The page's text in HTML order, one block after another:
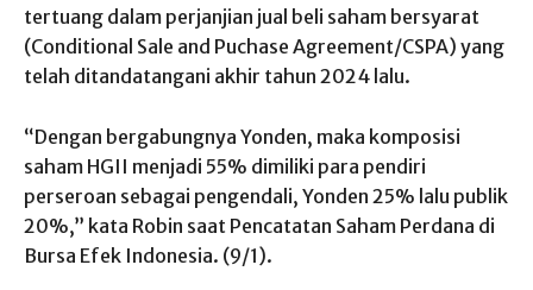
tertuang dalam perjanjian jual beli saham bersyarat
(Conditional Sale and Puchase Agreement/CSPA) yang
telah ditandatangani akhir tahun 2024 lalu.
“Dengan bergabungnya Yonden, maka komposisi
saham HGII menjadi 55% dimiliki para pendiri
perseroan sebagai pengendali, Yonden 25% lalu publik
20%,” kata Robin saat Pencatatan Saham Perdana di
Bursa Efek Indonesia. (9/1).